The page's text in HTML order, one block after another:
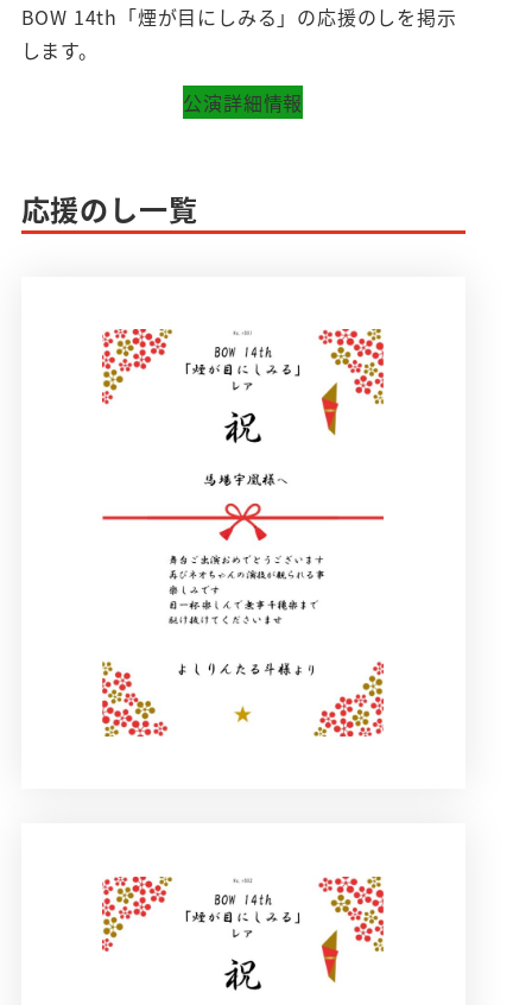
BOW 14th「煙が目にしみる」の応援のしを掲示
します。
公演詳細情報
応援のし一覧